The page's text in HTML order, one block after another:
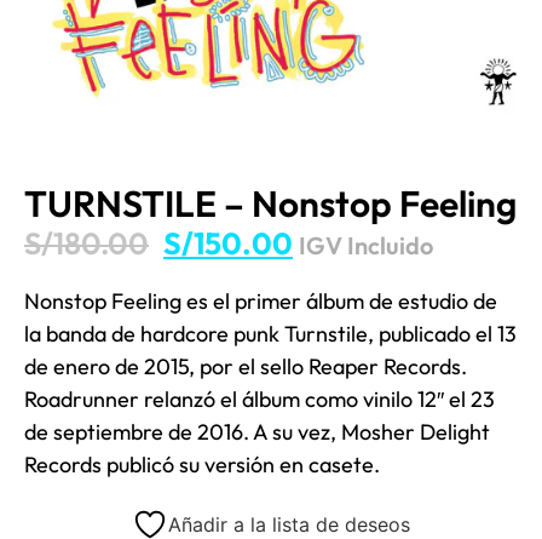
TURNSTILE – Nonstop Feeling
S/180.00 S/150.00 IGV Incluido
Nonstop Feeling es el primer álbum de estudio de
la banda de hardcore punk Turnstile, publicado el 13
de enero de 2015, por el sello Reaper Records.​​
Roadrunner relanzó el álbum como vinilo 12″ el 23
de septiembre de 2016.​ A su vez, Mosher Delight
Records publicó su versión en casete.
Añadir a la lista de deseos